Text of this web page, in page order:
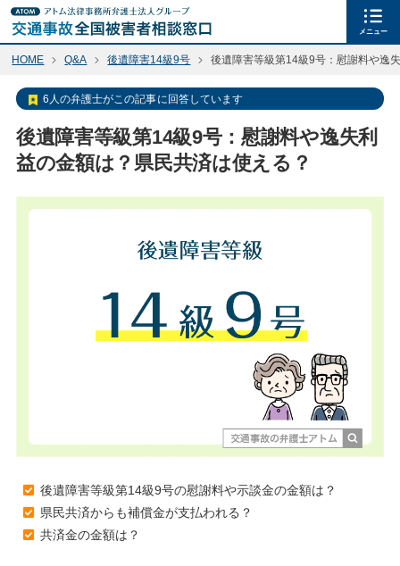
メニュー
HOME Q&A 後遺障害14級9号 後遺障害等級第14級9号：慰謝料や逸
6人の弁護士がこの記事に回答しています
後遺障害等級第14級9号：慰謝料や逸失利
益の金額は？県民共済は使える？
後遺障害等級第14級9号の慰謝料や示談金の金額は？
県民共済からも補償金が支払われる？
共済金の金額は？